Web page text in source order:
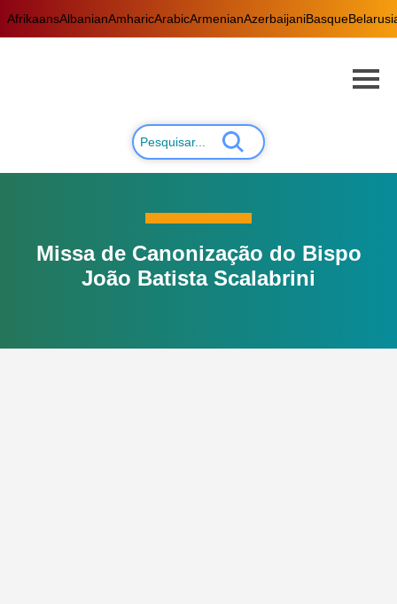
AfrikaansAlbanianAmharicArabicArmenianAzerbaijaniBasque
Missa de Canonização do Bispo
João Batista Scalabrini